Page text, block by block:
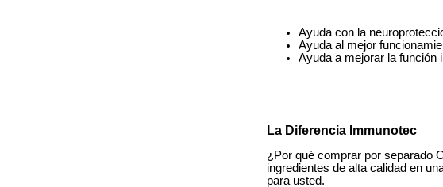
Ayuda con la
Ayuda al mejor
Ayuda a mejorar la función
La Diferencia Immunotec
¿Por qué comprar por separado
ingredientes de alta calidad en
para usted.